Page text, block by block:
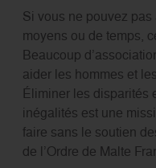
Si vous ne pouvez
moyens ou de temps,
Beaucoup
aider les hommes et
Éliminer les disparités
inégalités est une
faire sans le soutien
de l’Ordre de Malte